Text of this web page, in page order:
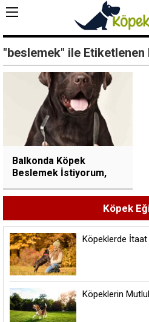
"beslemek" ile Etiketlenen
Balkonda Köpek
Beslemek İstiyorum,
Gerekiyor?
Köpek
Köpeklerde İtaat
Köpeklerin